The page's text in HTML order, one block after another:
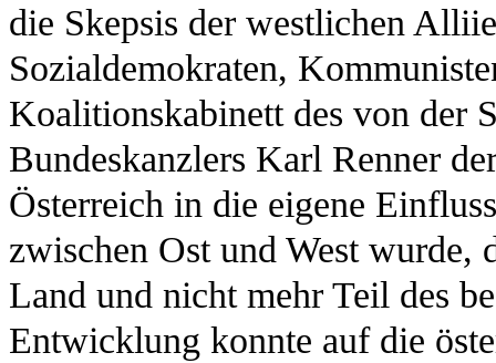
die Skepsis der westlichen
Sozialdemokraten,
Koalitionskabinett des von der
Bundeskanzlers Karl Renner
Österreich in die eigene
zwischen Ost und West wurde,
Land und nicht mehr Teil des
Entwicklung konnte auf die